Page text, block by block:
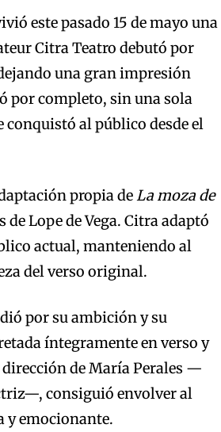
este pasado 15 de mayo una
Citra Teatro debutó por
una gran impresión
por completo, sin una sola
conquistó al público desde el
propia deLa moza de
Lope de Vega. Citra adaptó
actual, manteniendo al
del verso original.
por su ambición y su
íntegramente en verso y
de María Perales —
consiguió envolver al
y emocionante.